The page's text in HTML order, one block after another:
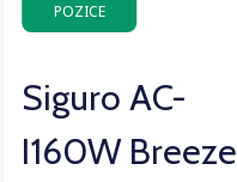
POZICE
Siguro AC-
I160W Breeze